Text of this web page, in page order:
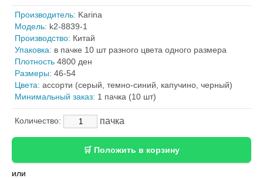
Производитель: Karina
Модель: k2-8839-1
Производство: Китай
Упаковка: в пачке 10 шт разного цвета одного размера
Плотность 4800 ден
Размеры: 46-54
Цвета: ассорти (серый, темно-синий, капучино, черный)
Минимальный заказ: 1 пачка (10 шт)
Количество: пачка
или